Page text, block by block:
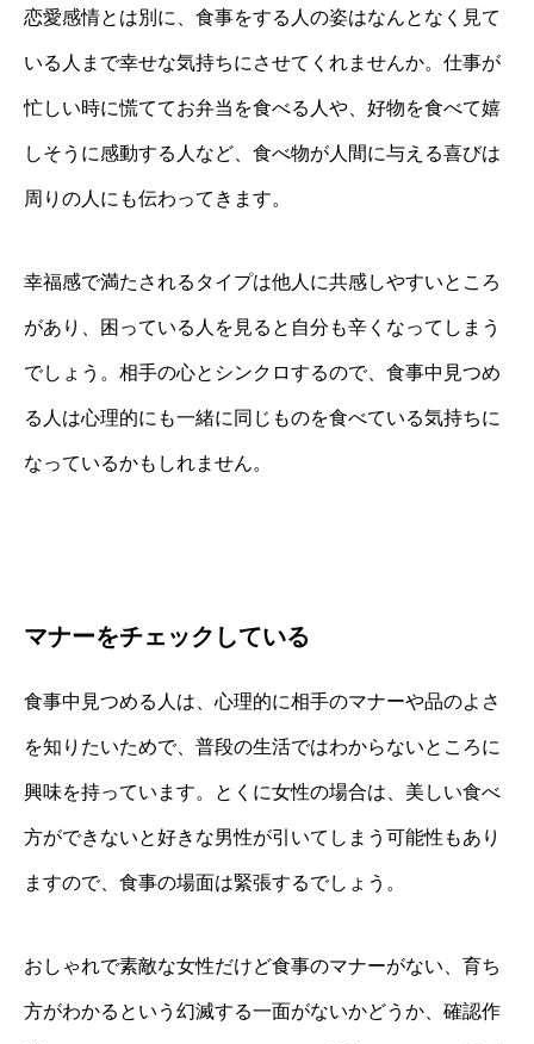
恋愛感情とは別に、食事をする人の姿はなんとなく見て
いる人まで幸せな気持ちにさせてくれませんか。仕事が
忙しい時に慌ててお弁当を食べる人や、好物を食べて嬉
しそうに感動する人など、食べ物が人間に与える喜びは
周りの人にも伝わってきます。
幸福感で満たされるタイプは他人に共感しやすいところ
があり、困っている人を見ると自分も辛くなってしまう
でしょう。相手の心とシンクロするので、食事中見つめ
る人は心理的にも一緒に同じものを食べている気持ちに
なっているかもしれません。
マナーをチェックしている
食事中見つめる人は、心理的に相手のマナーや品のよさ
を知りたいためで、普段の生活ではわからないところに
興味を持っています。とくに女性の場合は、美しい食べ
方ができないと好きな男性が引いてしまう可能性もあり
ますので、食事の場面は緊張するでしょう。
おしゃれで素敵な女性だけど食事のマナーがない、育ち
方がわかるという幻滅する一面がないかどうか、確認作